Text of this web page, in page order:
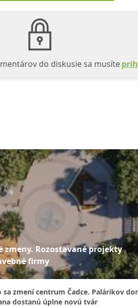
do diskusie sa musíte
zmeny. Rozostavané projekty
firmy
sa zmení centrum Čadce. Palárikov
dostanú úplne novú tvár